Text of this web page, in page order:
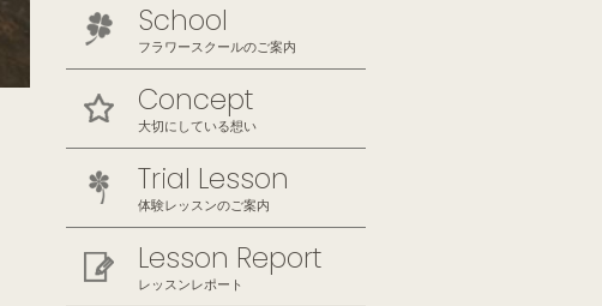
School
フラワースクールのご案内
Concept
大切にしている想い
Trial Lesson
体験レッスンのご案内
Lesson Report
レッスンレポート